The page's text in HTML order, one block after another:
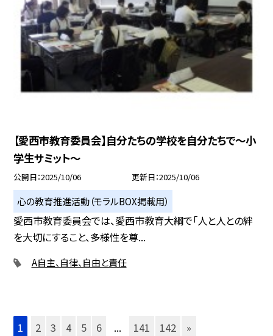
【愛西市教育委員会】自分たちの学校を自分たちで～小
学生サミット～
公開日 2025/10/06 更新日 2025/10/06
心の教育推進活動（モラルBOX掲載用）
愛西市教育委員会では、愛西市教育大綱で「人と人との絆
を大切にすること、多様性を尊...
A自主、自律、自由と責任
1 2 3 4 5 6 ... 141 142 »